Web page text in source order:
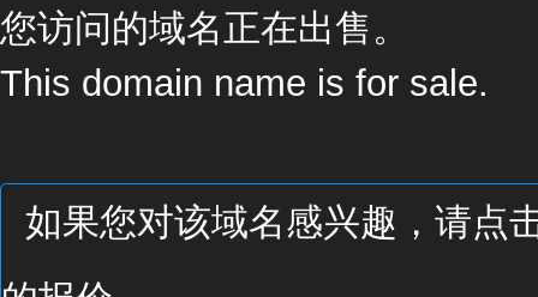
您访问的域名正在出售。
This domain name is for sale.
如果您对该域名感兴趣，请点